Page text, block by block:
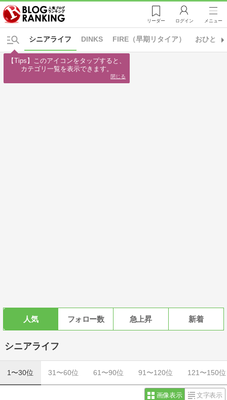
リーダー ログイン メニュー
DINKS FIRE（早期リタイア） おひとり
シニアライフ
人気 フォロー数 急上昇 新着
シニアライフ
1〜30位 31〜60位 61〜90位 91〜120位 121〜150位
画像表示 文字表示
【Tips】このアイコンをタップすると、
カテゴリ一覧を表示できます。
閉じる